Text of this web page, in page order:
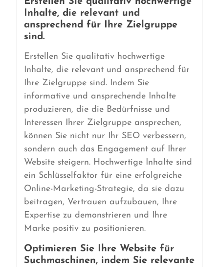
Inhalte, die relevant und
ansprechend für Ihre Zielgruppe
sind.
Erstellen Sie qualitativ hochwertige
Inhalte, die relevant und ansprechend für
Ihre Zielgruppe sind. Indem Sie
informative und ansprechende Inhalte
produzieren, die die Bedürfnisse und
Interessen Ihrer Zielgruppe ansprechen,
können Sie nicht nur Ihr SEO verbessern,
sondern auch das Engagement auf Ihrer
Website steigern. Hochwertige Inhalte sind
ein Schlüsselfaktor für eine erfolgreiche
Online-Marketing-Strategie, da sie dazu
beitragen, Vertrauen aufzubauen, Ihre
Expertise zu demonstrieren und Ihre
Marke positiv zu positionieren.
Optimieren Sie Ihre Website für
Suchmaschinen, indem Sie relevante